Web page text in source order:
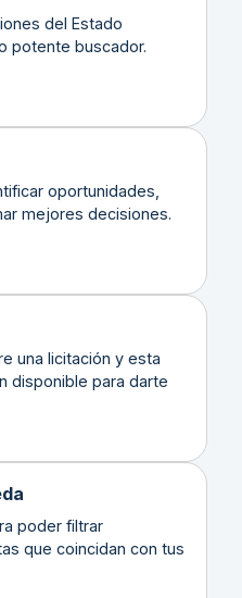
del Estado
potente buscador.
oportunidades,
mejores decisiones.
una licitación y esta
disponible para darte
poder filtrar
que coincidan con tus